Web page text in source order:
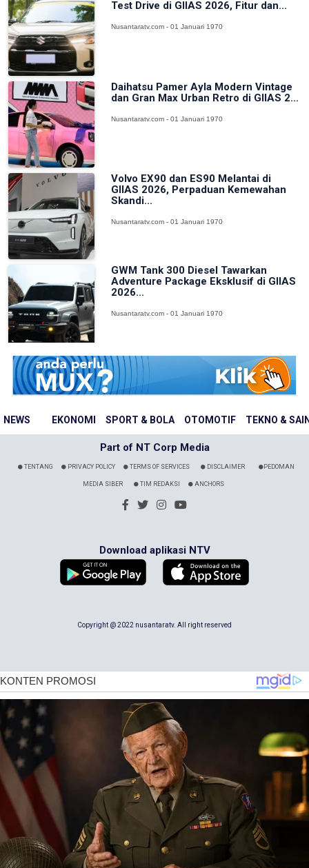
NEWS EKONOMI SPORT & BOLA OTOMOTIF TEKNO &
Test Drive di GIIAS 2026, Fitur dan...
Nusantaratv.com - 01 Januari 1970
Daihatsu Pamer Ayla Modern Vintage
dan Gran Max Urban Retro di GIIAS 2...
Nusantaratv.com - 01 Januari 1970
Volvo EX90 dan ES90 Melantai di
GIIAS 2026, Perpaduan Kemewahan
Skandi...
Nusantaratv.com - 01 Januari 1970
GWM Tank 300 Diesel Tawarkan
Adventure Package Eksklusif di GIIAS
2026...
Nusantaratv.com - 01 Januari 1970
Part of NT Corp Media
TENTANG PRIVACY POLICY TERMS OF SERVICES DISCLAIMER PEDOMAN
MEDIA SIBER TIM REDAKSI ANCHORS
Download aplikasi NTV
Copyright @ 2022 nusantaratv. All right reserved